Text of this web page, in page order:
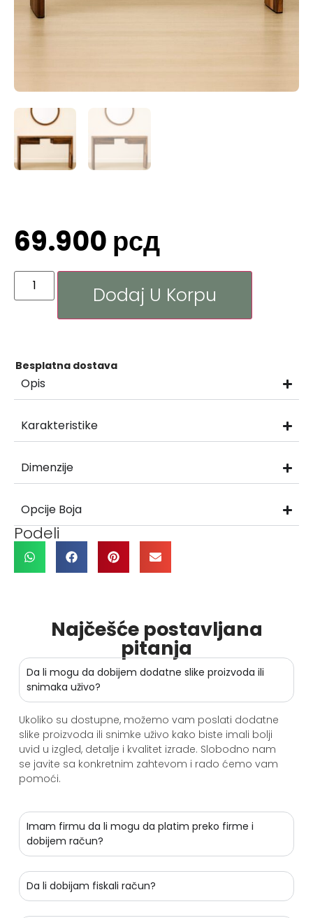
69.900 рсд
Dodaj U Korpu
Besplatna dostava
Opis
Karakteristike
Dimenzije
Opcije Boja
Podeli
Najčešće postavljana
pitanja
Da li mogu da dobijem dodatne slike proizvoda ili
snimaka uživo?
Ukoliko su dostupne, možemo vam poslati dodatne
slike proizvoda ili snimke uživo kako biste imali bolji
uvid u izgled, detalje i kvalitet izrade. Slobodno nam
se javite sa konkretnim zahtevom i rado ćemo vam
pomoći.
Imam firmu da li mogu da platim preko firme i
dobijem račun?
Da li dobijam fiskali račun?